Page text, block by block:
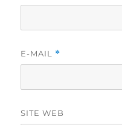
E-MAIL *
SITE WEB